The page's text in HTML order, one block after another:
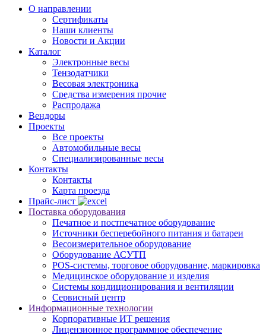
О направлении
Сертификаты
Наши клиенты
Новости и Акции
Каталог
Электронные весы
Тензодатчики
Весовая электроника
Средства измерения прочие
Распродажа
Вендоры
Проекты
Все проекты
Автомобильные весы
Специализированные весы
Контакты
Контакты
Карта проезда
Прайс-лист
Поставка оборудования
Печатное и постпечатное оборудование
Источники бесперебойного питания и батареи
Весоизмерительное оборудование
Оборудование АСУТП
POS-системы, торговое оборудование, маркировка
Медицинское оборудование и изделия
Системы кондиционирования и вентиляции
Сервисный центр
Информационные технологии
Корпоративные ИТ решения
Лицензионное программное обеспечение